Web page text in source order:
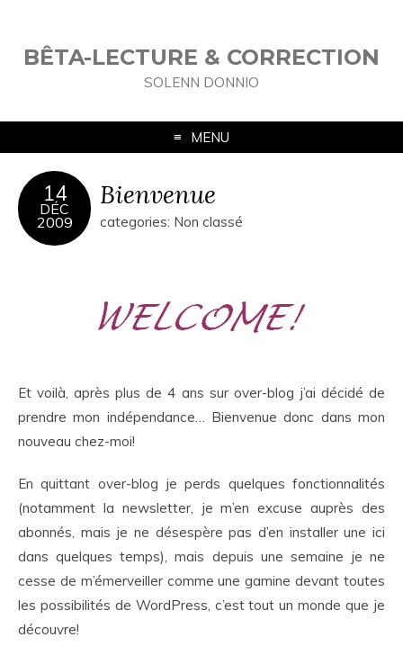
BÊTA-LECTURE & CORRECTION
SOLENN DONNIO
MENU
14
DÉC
2009
Bienvenue
categories: Non classé
Et voilà, après plus de 4 ans sur over-blog j’ai décidé de
prendre mon indépendance… Bienvenue donc dans mon
nouveau chez-moi!
En quittant over-blog je perds quelques fonctionnalités
(notamment la newsletter, je m’en excuse auprès des
abonnés, mais je ne désespère pas d’en installer une ici
dans quelques temps), mais depuis une semaine je ne
cesse de m’émerveiller comme une gamine devant toutes
les possibilités de WordPress, c’est tout un monde que je
découvre!